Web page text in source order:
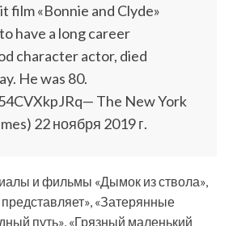
film «Bonnie and Clyde»
have a long career
character actor, died
He was 80.
The New York
22 ноября 2019 г.
и фильмы «Дымок из ствола»,
«Затерянные
путь», «Грязный маленький